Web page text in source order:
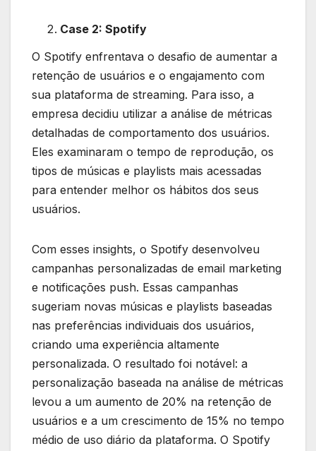
Case 2: Spotify
O Spotify enfrentava o desafio de aumentar a
retenção de usuários e o engajamento com
sua plataforma de streaming. Para isso, a
empresa decidiu utilizar a análise de métricas
detalhadas de comportamento dos usuários.
Eles examinaram o tempo de reprodução, os
tipos de músicas e playlists mais acessadas
para entender melhor os hábitos dos seus
usuários.
Com esses insights, o Spotify desenvolveu
campanhas personalizadas de email marketing
e notificações push. Essas campanhas
sugeriam novas músicas e playlists baseadas
nas preferências individuais dos usuários,
criando uma experiência altamente
personalizada. O resultado foi notável: a
personalização baseada na análise de métricas
levou a um aumento de 20% na retenção de
usuários e a um crescimento de 15% no tempo
médio de uso diário da plataforma. O Spotify